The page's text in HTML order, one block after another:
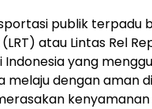
publik terpadu
atau Lintas Rel
yang
dengan aman